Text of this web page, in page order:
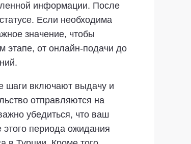
информации. После
Если необходима
значение, чтобы
этапе, от онлайн-подачи до
шаги включают выдачу и
отправляются на
убедиться, что ваш
этого периода ожидания